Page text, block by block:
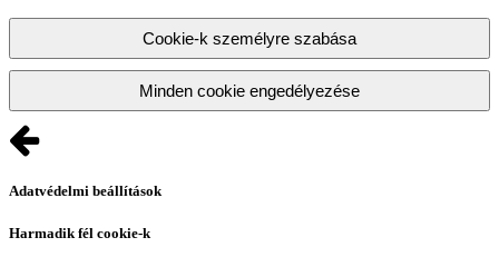
Cookie-k személyre szabása
Minden cookie engedélyezése
Adatvédelmi beállítások
Harmadik fél cookie-k